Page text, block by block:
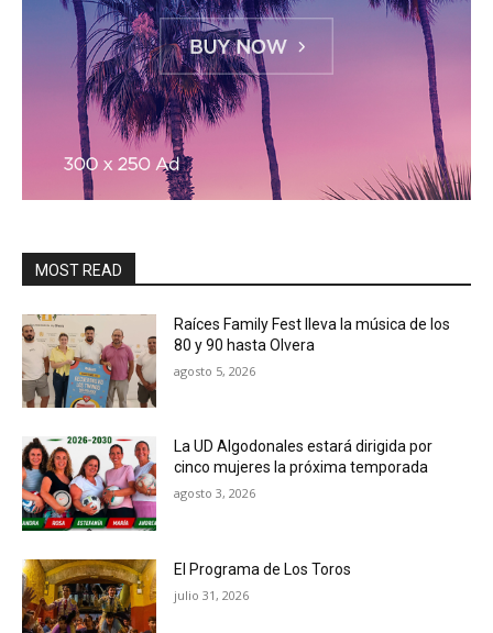
MOST READ
Raíces Family Fest lleva la música de los
80 y 90 hasta Olvera
agosto 5, 2026
La UD Algodonales estará dirigida por
cinco mujeres la próxima temporada
agosto 3, 2026
El Programa de Los Toros
julio 31, 2026